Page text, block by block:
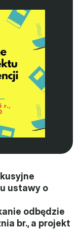
ustawy o
odbędzie
br., a projekt